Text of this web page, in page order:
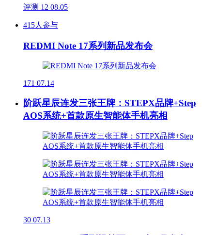
评测 12 08.05
415人参与
REDMI Note 17系列新品发布会
171 07.14
阶跃星辰连发三张王牌：STEPX品牌+Step
AOS系统+首款原生智能体手机亮相
30 07.13